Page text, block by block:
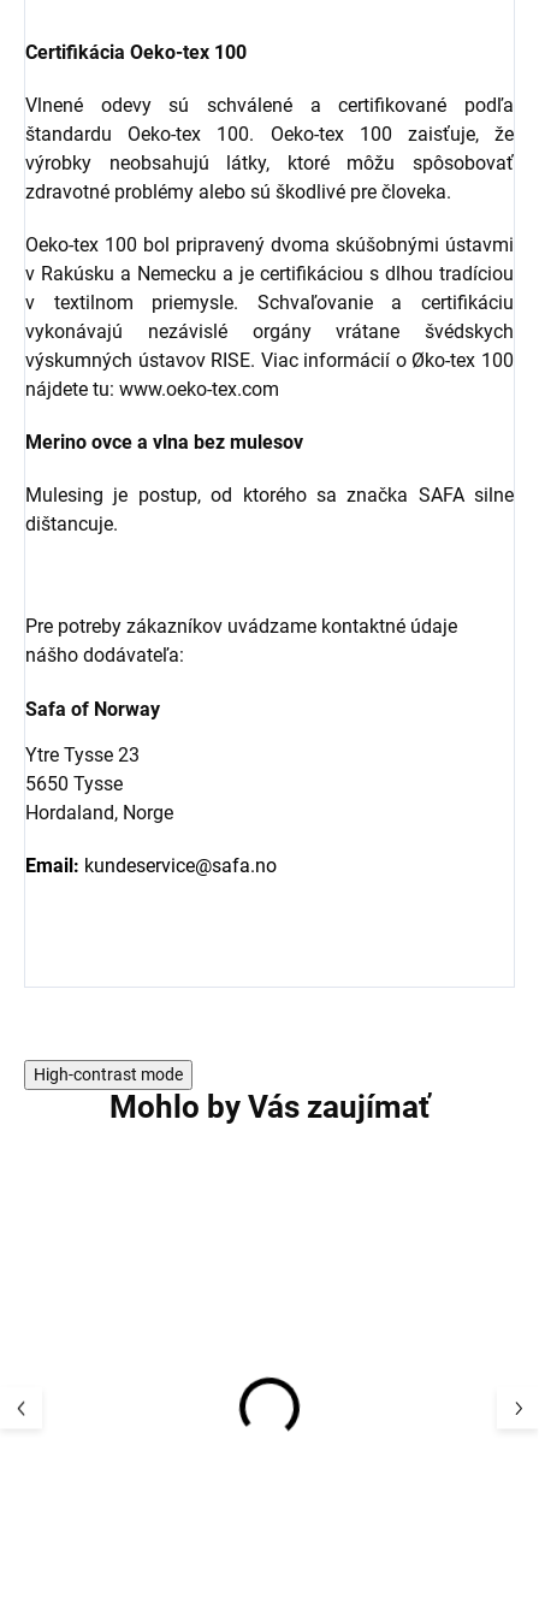
Certifikácia Oeko-tex 100
Vlnené odevy sú schválené a certifikované podľa
štandardu Oeko-tex 100. Oeko-tex 100 zaisťuje, že
výrobky neobsahujú látky, ktoré môžu spôsobovať
zdravotné problémy alebo sú škodlivé pre človeka.
Oeko-tex 100 bol pripravený dvoma skúšobnými ústavmi
v Rakúsku a Nemecku a je certifikáciou s dlhou tradíciou
v textilnom priemysle. Schvaľovanie a certifikáciu
vykonávajú nezávislé orgány vrátane švédskych
výskumných ústavov RISE. Viac informácií o Øko-tex 100
nájdete tu: www.oeko-tex.com
Merino ovce a vlna bez mulesov
Mulesing je postup, od ktorého sa značka SAFA silne
dištancuje.
Pre potreby zákazníkov uvádzame kontaktné údaje
nášho dodávateľa:
Safa of Norway
Ytre Tysse 23
5650 Tysse
Hordaland, Norge
Email: kundeservice@safa.no
High-contrast mode
Mohlo by Vás zaujímať